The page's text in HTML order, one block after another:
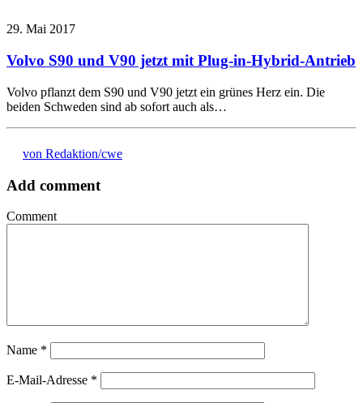
29. Mai 2017
Volvo S90 und V90 jetzt mit Plug-in-Hybrid-Antrieb
Volvo pflanzt dem S90 und V90 jetzt ein grünes Herz ein. Die
beiden Schweden sind ab sofort auch als…
von Redaktion/cwe
Add comment
Comment
Name *
E-Mail-Adresse *